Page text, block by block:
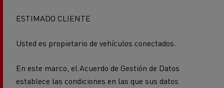
ESTIMADO CLIENTE
Usted es propietario de vehículos conectados.
En este marco, el Acuerdo de Gestión de Datos
establece las condiciones en las que sus datos